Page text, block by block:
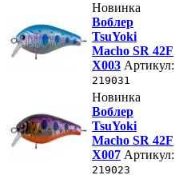
Новинка
Воблер
TsuYoki
Macho SR 42F
X003 Артикул:
219031
Новинка
Воблер
TsuYoki
Macho SR 42F
X007 Артикул:
219023